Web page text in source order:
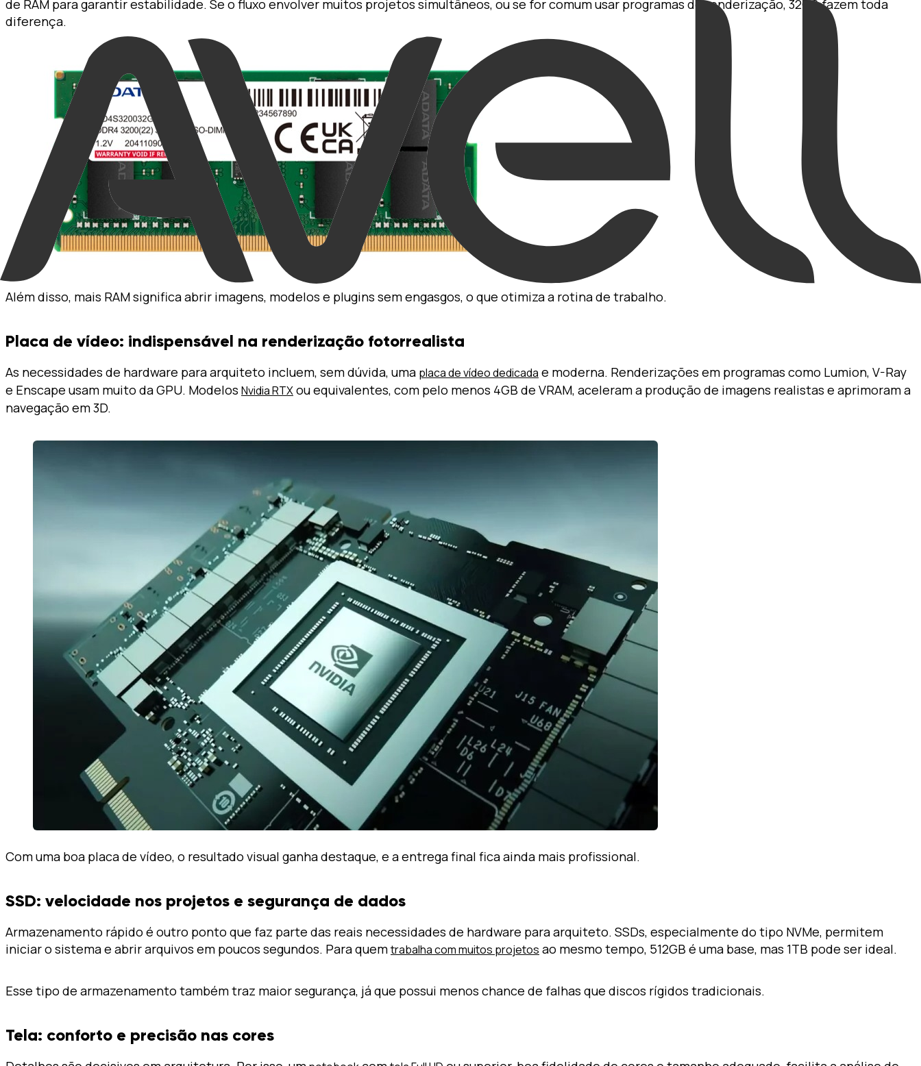
de RAM para garantir estabilidade. Se o fluxo envolver muitos projetos simultâneos, ou se for comum usar programas de renderização, 32GB fazem toda
diferença.
Além disso, mais RAM significa abrir imagens, modelos e plugins sem engasgos, o que otimiza a rotina de trabalho.
Placa de vídeo: indispensável na renderização fotorrealista
As necessidades de hardware para arquiteto incluem, sem dúvida, uma placa de vídeo dedicada e moderna. Renderizações em programas como Lumion, V-Ray
e Enscape usam muito da GPU. Modelos Nvidia RTXou equivalentes, com pelo menos 4GB de VRAM, aceleram a produção de imagens realistas e aprimoram a
navegação em 3D.
Com uma boa placa de vídeo, o resultado visual ganha destaque, e a entrega final fica ainda mais profissional.
SSD: velocidade nos projetos e segurança de dados
Armazenamento rápido é outro ponto que faz parte das reais necessidades de hardware para arquiteto. SSDs, especialmente do tipo NVMe, permitem
iniciar o sistema e abrir arquivos em poucos segundos. Para quemtrabalha com muitos projetos ao mesmo tempo, 512GB é uma base, mas 1TB pode ser ideal.
Esse tipo de armazenamento também traz maior segurança, já que possui menos chance de falhas que discos rígidos tradicionais.
Tela: conforto e precisão nas cores